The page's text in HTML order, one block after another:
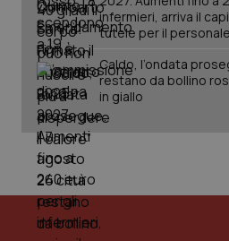
Tumore ovarico
Tumori del Polmone &
Tumori gastrointestinali
Ulcera & Reflusso
Vaccini
infermieri, arriva il
tutele per il personale
Caldo, l’ondata
restano da bollino
in giallo
tracking-sites-ironfish-
tracking-enable